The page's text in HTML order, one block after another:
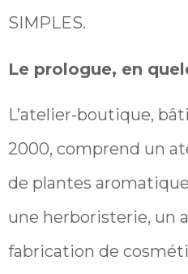
SIMPLES.
Le prologue, en
L’atelier-boutique,
2000, comprend un
de plantes
une herboristerie, un
fabrication de